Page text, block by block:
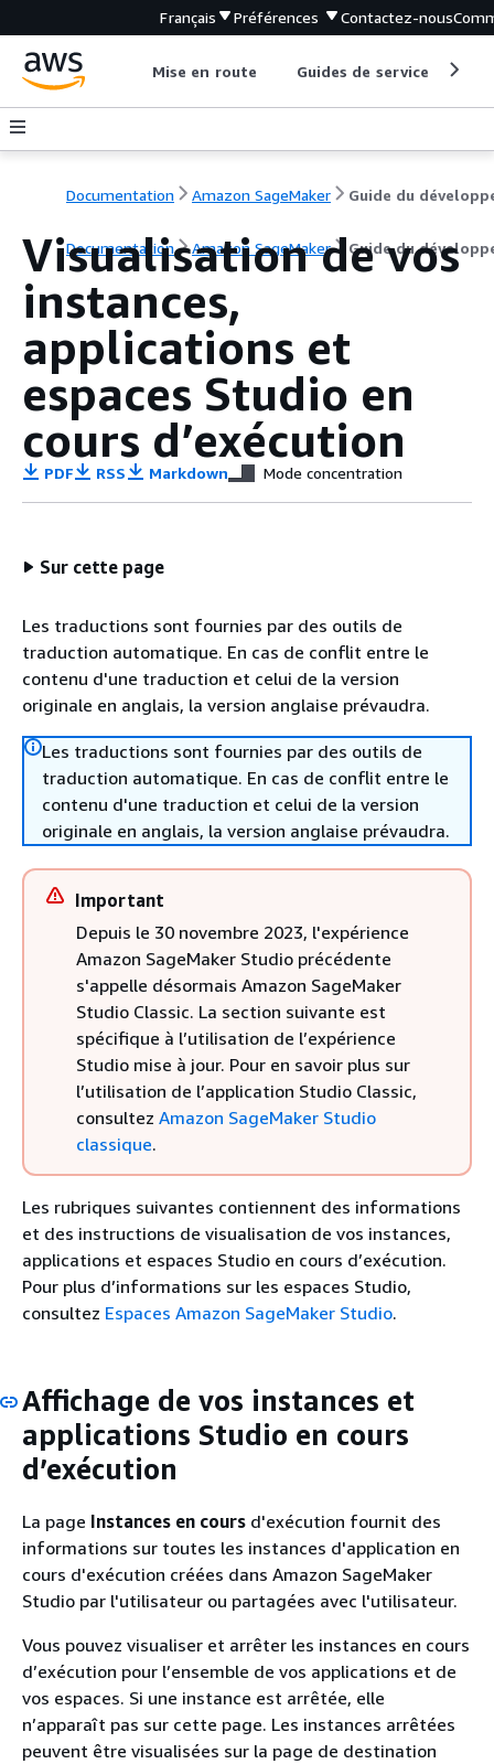
Français Préférences Contactez-nous
Mise en route Guides de service
Documentation Amazon SageMaker Guide du
Documentation Amazon SageMaker Guide du
Visualisation de vos
instances,
applications et
espaces Studio en
cours d’exécution
PDF RSS Markdown Mode concentration
Sur cette page
Les traductions sont fournies par des outils de
traduction automatique. En cas de conflit entre le
contenu d'une traduction et celui de la version
originale en anglais, la version anglaise prévaudra.
Les traductions sont fournies par des outils de
traduction automatique. En cas de conflit entre le
contenu d'une traduction et celui de la version
originale en anglais, la version anglaise prévaudra.
Important
Depuis le 30 novembre 2023, l'expérience
Amazon SageMaker Studio précédente
s'appelle désormais Amazon SageMaker
Studio Classic. La section suivante est
spécifique à l’utilisation de l’expérience
Studio mise à jour. Pour en savoir plus sur
l’utilisation de l’application Studio Classic,
consultez Amazon SageMaker Studio
classique.
Les rubriques suivantes contiennent des informations
et des instructions de visualisation de vos instances,
applications et espaces Studio en cours d’exécution.
Pour plus d’informations sur les espaces Studio,
consultez Espaces Amazon SageMaker Studio.
Affichage de vos instances et
applications Studio en cours
d’exécution
La page Instances en cours d'exécution fournit des
informations sur toutes les instances d'application en
cours d'exécution créées dans Amazon SageMaker
Studio par l'utilisateur ou partagées avec l'utilisateur.
Vous pouvez visualiser et arrêter les instances en cours
d’exécution pour l’ensemble de vos applications et de
vos espaces. Si une instance est arrêtée, elle
n’apparaît pas sur cette page. Les instances arrêtées
peuvent être visualisées sur la page de destination